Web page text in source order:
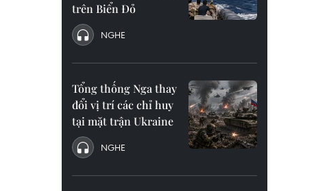
trên Biển Đỏ
NGHE
Tổng thống Nga thay
đổi vị trí các chỉ huy
tại mặt trận Ukraine
NGHE